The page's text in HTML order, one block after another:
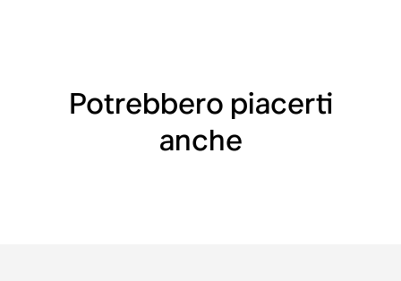
Potrebbero piacerti
anche